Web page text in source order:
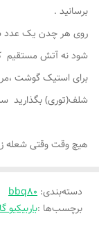
برسانید .
روی هر چدن یک عدد
شود نه آتش مستقیم
برای استیک گوشت
شلف(توری) بگذارید
هیچ وقت وقتی شعله
دسته‌بندی:
bbq80
برچسب‌ها :باربیکیو